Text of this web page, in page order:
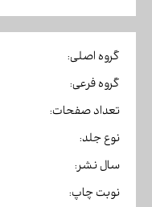
گروه اصلی:
گروه فرعی:
تعداد صفحات:
نوع جلد:
سال نشر:
نوبت چاپ: